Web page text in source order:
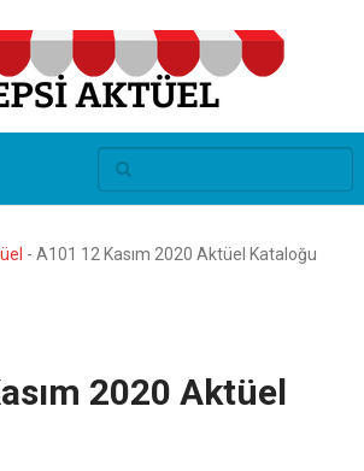
- A101 12 Kasım 2020 Aktüel Kataloğu
2020 Aktüel